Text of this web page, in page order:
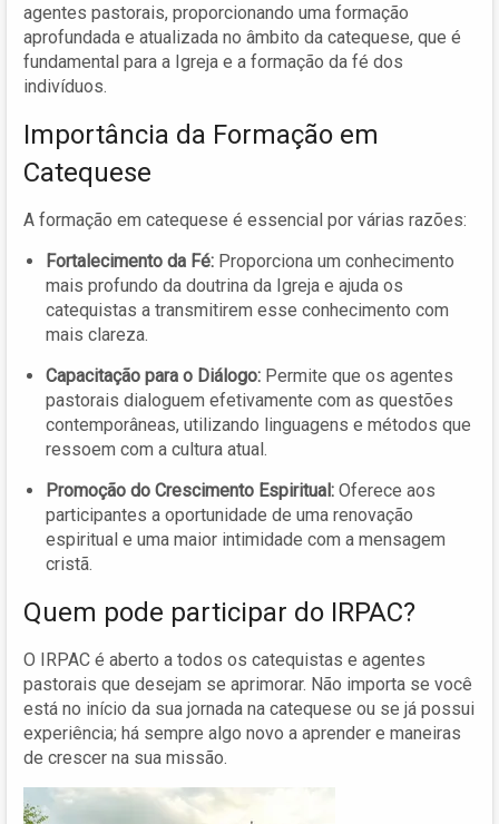
agentes pastorais, proporcionando uma formação
aprofundada e atualizada no âmbito da catequese, que é
fundamental para a Igreja e a formação da fé dos
indivíduos.
Importância da Formação em
Catequese
A formação em catequese é essencial por várias razões:
Fortalecimento da Fé: Proporciona um conhecimento
mais profundo da doutrina da Igreja e ajuda os
catequistas a transmitirem esse conhecimento com
mais clareza.
Capacitação para o Diálogo: Permite que os agentes
pastorais dialoguem efetivamente com as questões
contemporâneas, utilizando linguagens e métodos que
ressoem com a cultura atual.
Promoção do Crescimento Espiritual: Oferece aos
participantes a oportunidade de uma renovação
espiritual e uma maior intimidade com a mensagem
cristã.
Quem pode participar do IRPAC?
O IRPAC é aberto a todos os catequistas e agentes
pastorais que desejam se aprimorar. Não importa se você
está no início da sua jornada na catequese ou se já possui
experiência; há sempre algo novo a aprender e maneiras
de crescer na sua missão.